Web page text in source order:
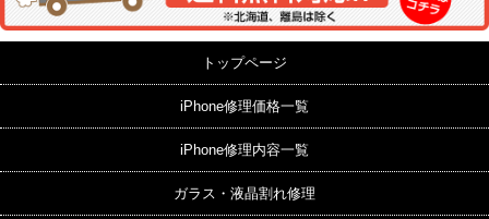
トップページ
iPhone修理価格一覧
iPhone修理内容一覧
ガラス・液晶割れ修理